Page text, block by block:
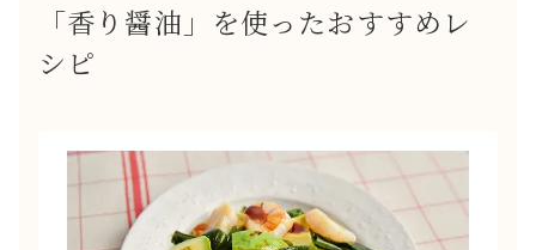
「香り醤油」を使ったおすすめレ
シピ